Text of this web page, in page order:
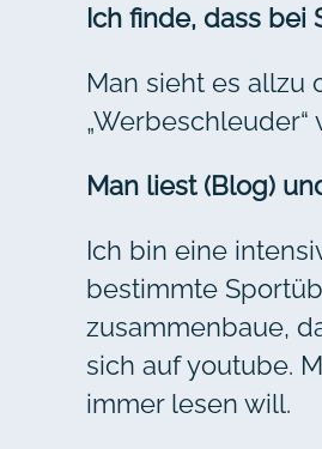
Ich finde, dass bei
Man sieht es allzu
Man liest (Blog)
Ich bin eine
bestimmte
zusammenbaue,
sich auf youtube.
immer lesen will.